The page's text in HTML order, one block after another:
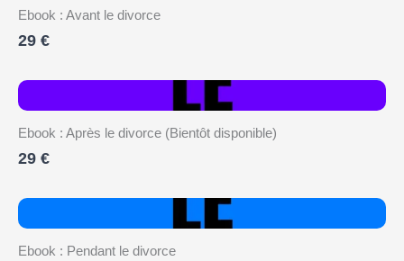
Ebook : Avant le divorce
29 €
Ebook : Après le divorce (Bientôt disponible)
29 €
Ebook : Pendant le divorce